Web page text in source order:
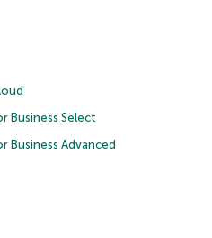
Business Select
Business Advanced